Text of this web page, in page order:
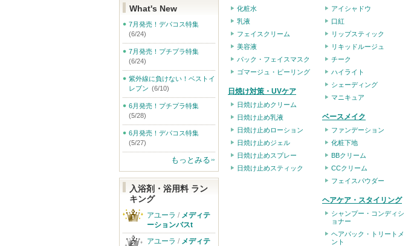
化粧水
乳液
フェイスクリーム
美容液
パック・フェイスマスク
ゴマージュ・ピーリング
日焼け対策・UVケア
日焼け止めクリーム
日焼け止め乳液
日焼け止めローション
日焼け止めジェル
日焼け止めスプレー
日焼け止めスティック
アイシャドウ
口紅
リップスティック
リキッドルージュ
チーク
ハイライト
シェーディング
マニキュア
ベースメイク
ファンデーション
化粧下地
BBクリーム
CCクリーム
フェイスパウダー
ヘアケア・スタイリング
シャンプー・コンディシ
ョナー
ヘアパック・トリートメ
ント
What's New
7月発売！デパコス特集
(6/24)
7月発売！プチプラ特集
(6/24)
紫外線に負けない！ベストイ
レブン (6/10)
6月発売！プチプラ特集
(5/28)
6月発売！デパコス特集
(5/27)
もっとみる
入浴剤・浴用料 ラン
キング
アユーラ / メディテ
ーションバスt
アユーラ / メディテ